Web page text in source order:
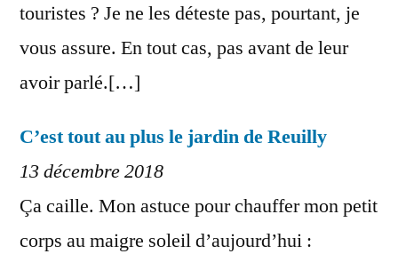
touristes ? Je ne les déteste pas, pourtant, je
vous assure. En tout cas, pas avant de leur
avoir parlé.[…]
C’est tout au plus le jardin de Reuilly
13 décembre 2018
Ça caille. Mon astuce pour chauffer mon petit
corps au maigre soleil d’aujourd’hui :